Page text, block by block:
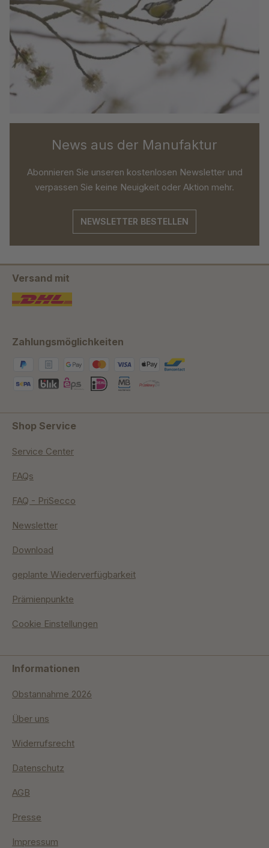
News aus der Manufaktur
Abonnieren Sie unseren kostenlosen Newsletter und
verpassen Sie keine Neuigkeit oder Aktion mehr.
NEWSLETTER BESTELLEN
Versand mit
Zahlungsmöglichkeiten
Shop Service
Service Center
FAQs
FAQ - PriSecco
Newsletter
Download
geplante Wiederverfügbarkeit
Prämienpunkte
Cookie Einstellungen
Informationen
Obstannahme 2026
Über uns
Widerrufsrecht
Datenschutz
AGB
Presse
Impressum